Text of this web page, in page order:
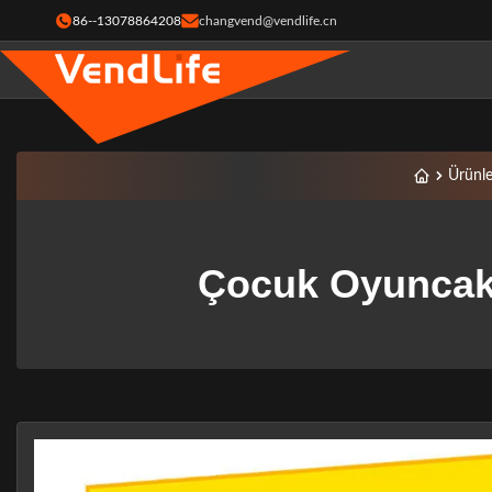
86--13078864208 changvend@vendlife.cn
Çocuk